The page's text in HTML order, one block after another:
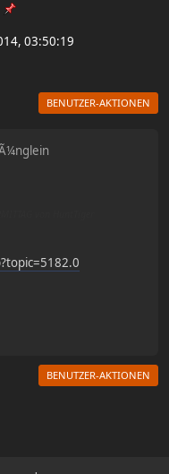
03:50:19
BENUTZER-AKTIONEN
BENUTZER-AKTIONEN